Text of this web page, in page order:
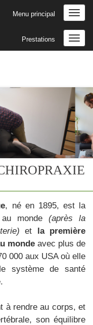
Menu principal
Prestations
, né en 1895, est la
au monde(après la
et la première
mondeavec plus de
000 aux USA où elle
système de santé
à rendre au corps, et
son équilibre